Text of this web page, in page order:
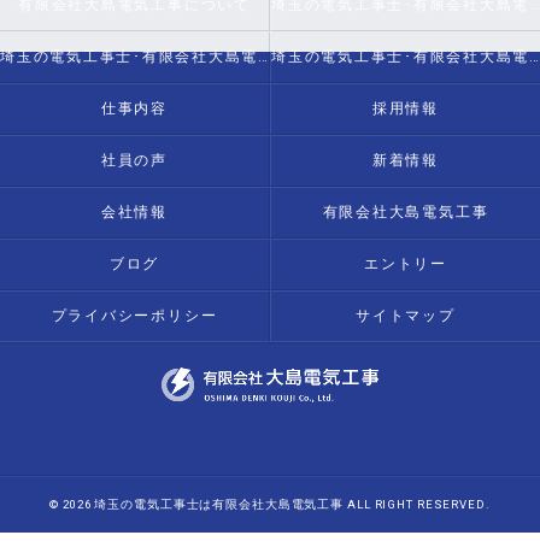
埼玉の電気工事士･有限会社大島電気工事の評判 埼玉の電気工事士･有限会社大島電気工事のお客様の声
仕事内容 採用情報
社員の声 新着情報
会社情報 有限会社大島電気工事
ブログ エントリー
プライバシーポリシー サイトマップ
© 2026 埼玉の電気工事士は有限会社大島電気工事 ALL RIGHT RESERVED.